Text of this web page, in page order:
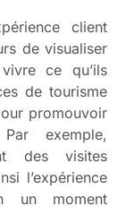
client
de visualiser
ce qu’ils
de tourisme
promouvoir
exemple,
des visites
l’expérience
un moment